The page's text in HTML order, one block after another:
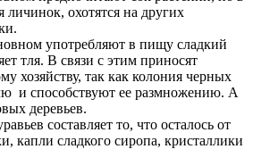
охотятся на других
употребляют в пищу сладкий
тля. В связи с этим приносят
хозяйству, так как колония черных
и способствуют ее размножению. А
деревьев.
составляет то, что осталось от
капли сладкого сиропа, кристаллики